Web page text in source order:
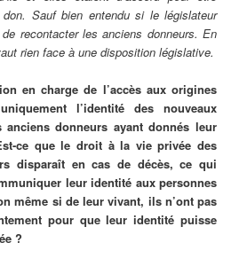
Sauf bien entendu si le législateur
recontacter les anciens donneurs. En
rien face à une disposition législative.
en charge de l’accès aux origines
l’identité des nouveaux
anciens donneurs ayant donnés leur
ce que le droit à la vie privée des
disparaît en cas de décès, ce qui
leur identité aux personnes
même si de leur vivant, ils n’ont pas
pour que leur identité puisse
?